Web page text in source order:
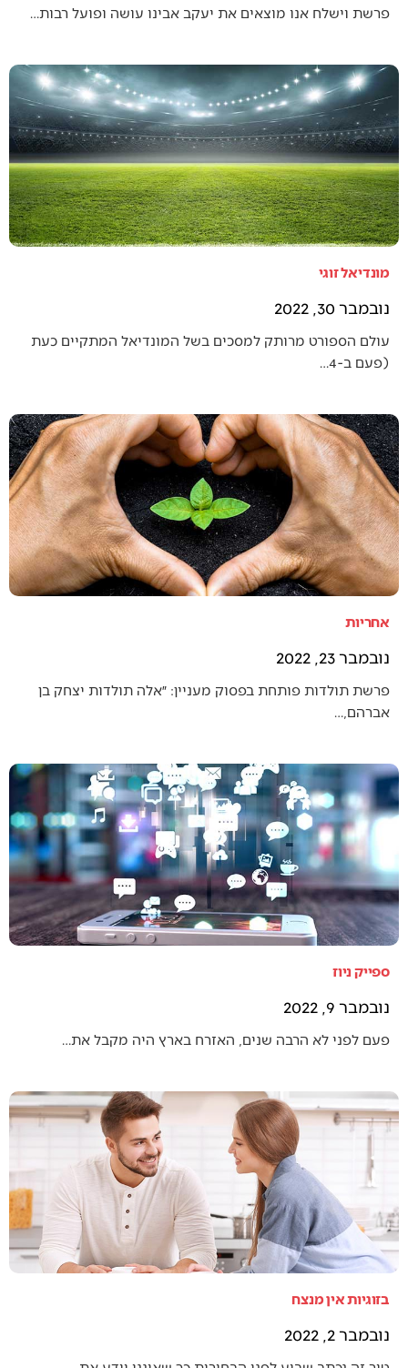
פרשת וישלח אנו מוצאים את יעקב אבינו עושה ופועל רבות…
מונדיאל זוגי
נובמבר 30, 2022
עולם הספורט מרותק למסכים בשל המונדיאל המתקיים כעת
(פעם ב-4…
אחריות
נובמבר 23, 2022
פרשת תולדות פותחת בפסוק מעניין: ״אלה תולדות יצחק בן
אברהם,…
ספייק ניוז
נובמבר 9, 2022
פעם לפני לא הרבה שנים, האזרח בארץ היה מקבל את…
בזוגיות אין מנצח
נובמבר 2, 2022